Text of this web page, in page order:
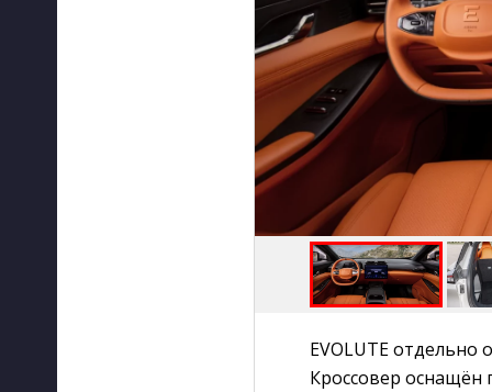
EVOLUTE отдельно
Кроссовер оснащён